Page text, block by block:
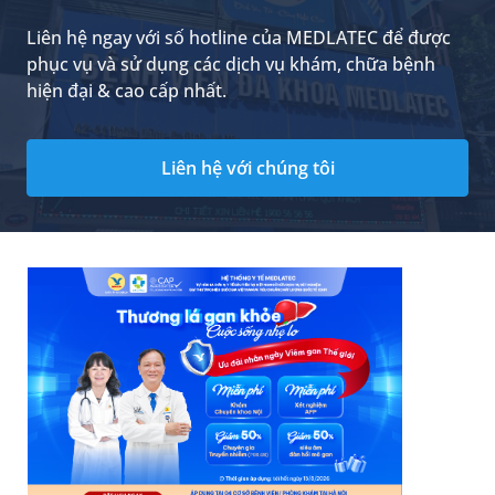
Liên hệ ngay với số hotline của MEDLATEC để được
phục vụ và sử dụng các dịch vụ khám, chữa bệnh
hiện đại & cao cấp nhất.
Liên hệ với chúng tôi